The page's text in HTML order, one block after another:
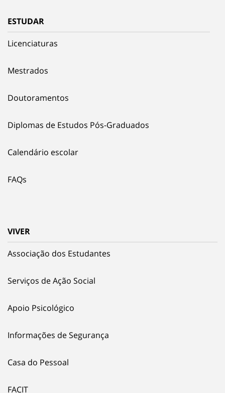
ESTUDAR
Licenciaturas
Mestrados
Doutoramentos
Diplomas de Estudos Pós-Graduados
Calendário escolar
FAQs
VIVER
Associação dos Estudantes
Serviços de Ação Social
Apoio Psicológico
Informações de Segurança
Casa do Pessoal
FACIT